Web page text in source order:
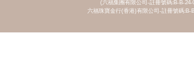
(六福集團有限公司-註冊號碼:B-B-24-
六福珠寶金行(香港)有限公司-註冊號碼:B-